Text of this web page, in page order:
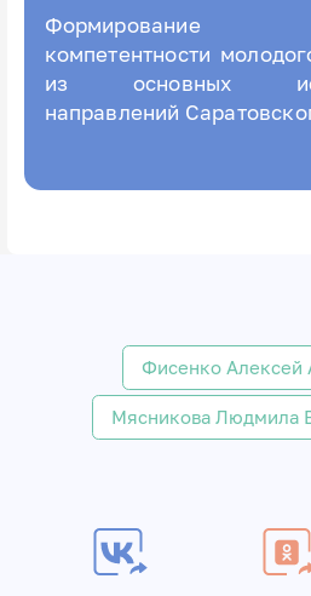
Формирование
компетентности
из основных
направлений
Фисенко Алексей
Мясникова Людмила